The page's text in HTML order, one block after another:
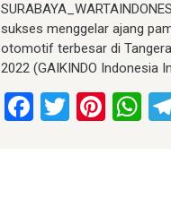
sukses menggelar ajang
otomotif terbesar di
2022 (GAIKINDO Indonesia
Facebook
Twitter